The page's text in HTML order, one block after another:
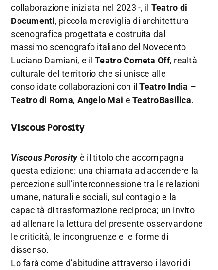
collaborazione iniziata nel 2023 -, il Teatro di
Documenti, piccola meraviglia di architettura
scenografica progettata e costruita dal
massimo scenografo italiano del Novecento
Luciano Damiani, e ilTeatro Cometa Off, realtà
culturale del territorio che si unisce alle
consolidate collaborazioni con ilTeatro India –
Teatro di Roma, Angelo Mai eTeatroBasilica.
Viscous Porosity
Viscous Porosityè il titolo che accompagna
questa edizione: una chiamata ad accendere la
percezione sull’interconnessione tra le relazioni
umane, naturali e sociali, sul contagio e la
capacità di trasformazione reciproca; un invito
ad allenare la lettura del presente osservandone
le criticità, le incongruenze e le forme di
dissenso.
Lo farà come d’abitudine attraverso i lavori di